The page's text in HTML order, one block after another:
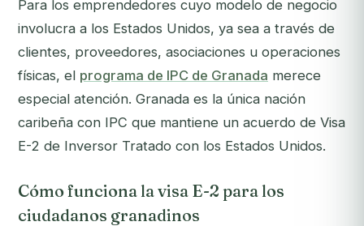
Para los emprendedores cuyo modelo de negocio
involucra a los Estados Unidos, ya sea a través de
clientes, proveedores, asociaciones u operaciones
físicas, el programa de IPC de Granada merece
especial atención. Granada es la única nación
caribeña con IPC que mantiene un acuerdo de Visa
E-2 de Inversor Tratado con los Estados Unidos.
Cómo funciona la visa E-2 para los
ciudadanos granadinos